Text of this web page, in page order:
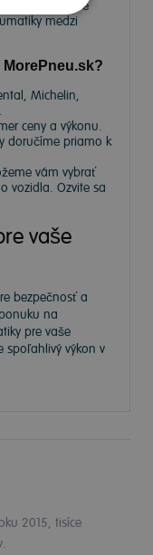
riešenie pre
medzi
Michelin,
ceny a výkonu.
doručíme priamo k
vám vybrať
vozidla. Ozvite sa
vaše
bezpečnosť a
na
pre vaše
spoľahlivý výkon v
2015, tisíce